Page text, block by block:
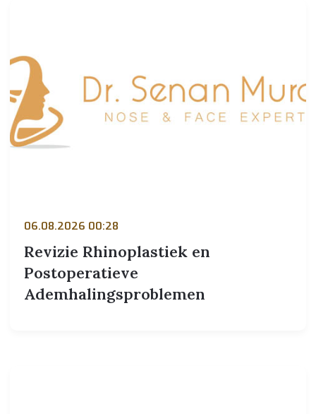
06.08.2026 00:28
Revizie Rhinoplastiek en
Postoperatieve
Ademhalingsproblemen